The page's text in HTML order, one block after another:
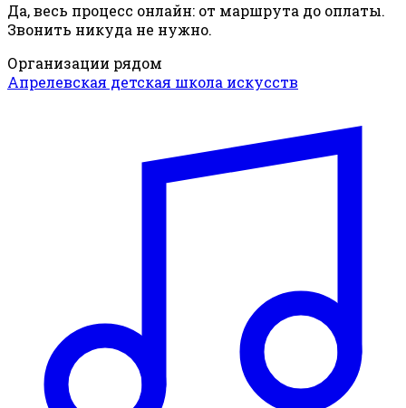
Да, весь процесс онлайн: от маршрута до оплаты.
Звонить никуда не нужно.
Организации рядом
Апрелевская детская школа искусств